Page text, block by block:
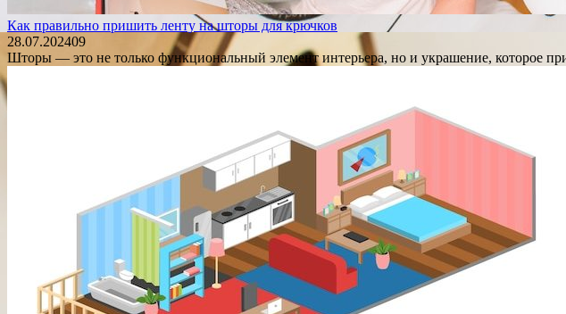
Как правильно пришить ленту на шторы для крючков
28.07.202409
Шторы — это не только функциональный элемент интерьера, но и украшение, которое